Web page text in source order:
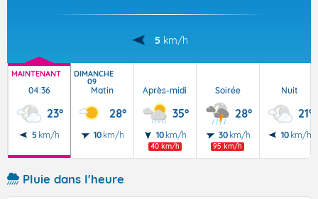
5 km/h
MAINTENANT
04:36
23°
5 km/h
DIMANCHE
09
Matin
28°
10 km/h
Après-midi
35°
10 km/h
40 km/h
Soirée
28°
30 km/h
95 km/h
Nuit
21°
10 km/h
Pluie dans l'heure